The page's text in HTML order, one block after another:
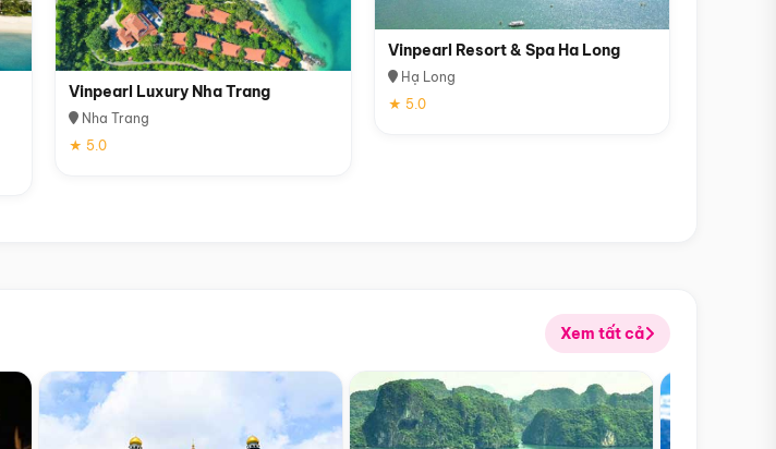
Vinpearl Luxury Nha Trang
Nha Trang
★ 5.0
Vinpearl Resort & Spa Ha Long
Hạ Long
★ 5.0
Xem tất cả